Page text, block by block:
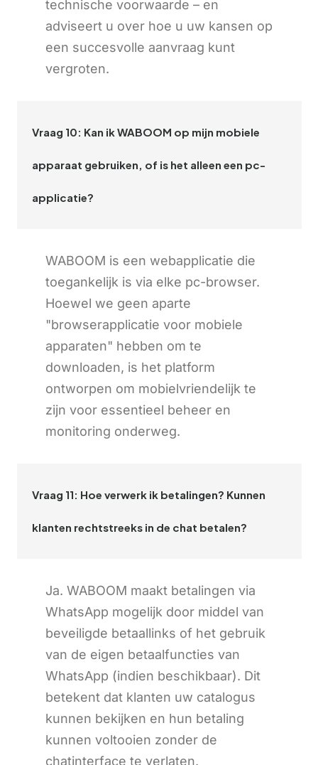
technische voorwaarde – en
adviseert u over hoe u uw kansen op
een succesvolle aanvraag kunt
vergroten.
Vraag 10: Kan ik WABOOM op mijn mobiele
apparaat gebruiken, of is het alleen een pc-
applicatie?
WABOOM is een webapplicatie die
toegankelijk is via elke pc-browser.
Hoewel we geen aparte
"browserapplicatie voor mobiele
apparaten" hebben om te
downloaden, is het platform
ontworpen om mobielvriendelijk te
zijn voor essentieel beheer en
monitoring onderweg.
Vraag 11: Hoe verwerk ik betalingen? Kunnen
klanten rechtstreeks in de chat betalen?
Ja. WABOOM maakt betalingen via
WhatsApp mogelijk door middel van
beveiligde betaallinks of het gebruik
van de eigen betaalfuncties van
WhatsApp (indien beschikbaar). Dit
betekent dat klanten uw catalogus
kunnen bekijken en hun betaling
kunnen voltooien zonder de
chatinterface te verlaten.